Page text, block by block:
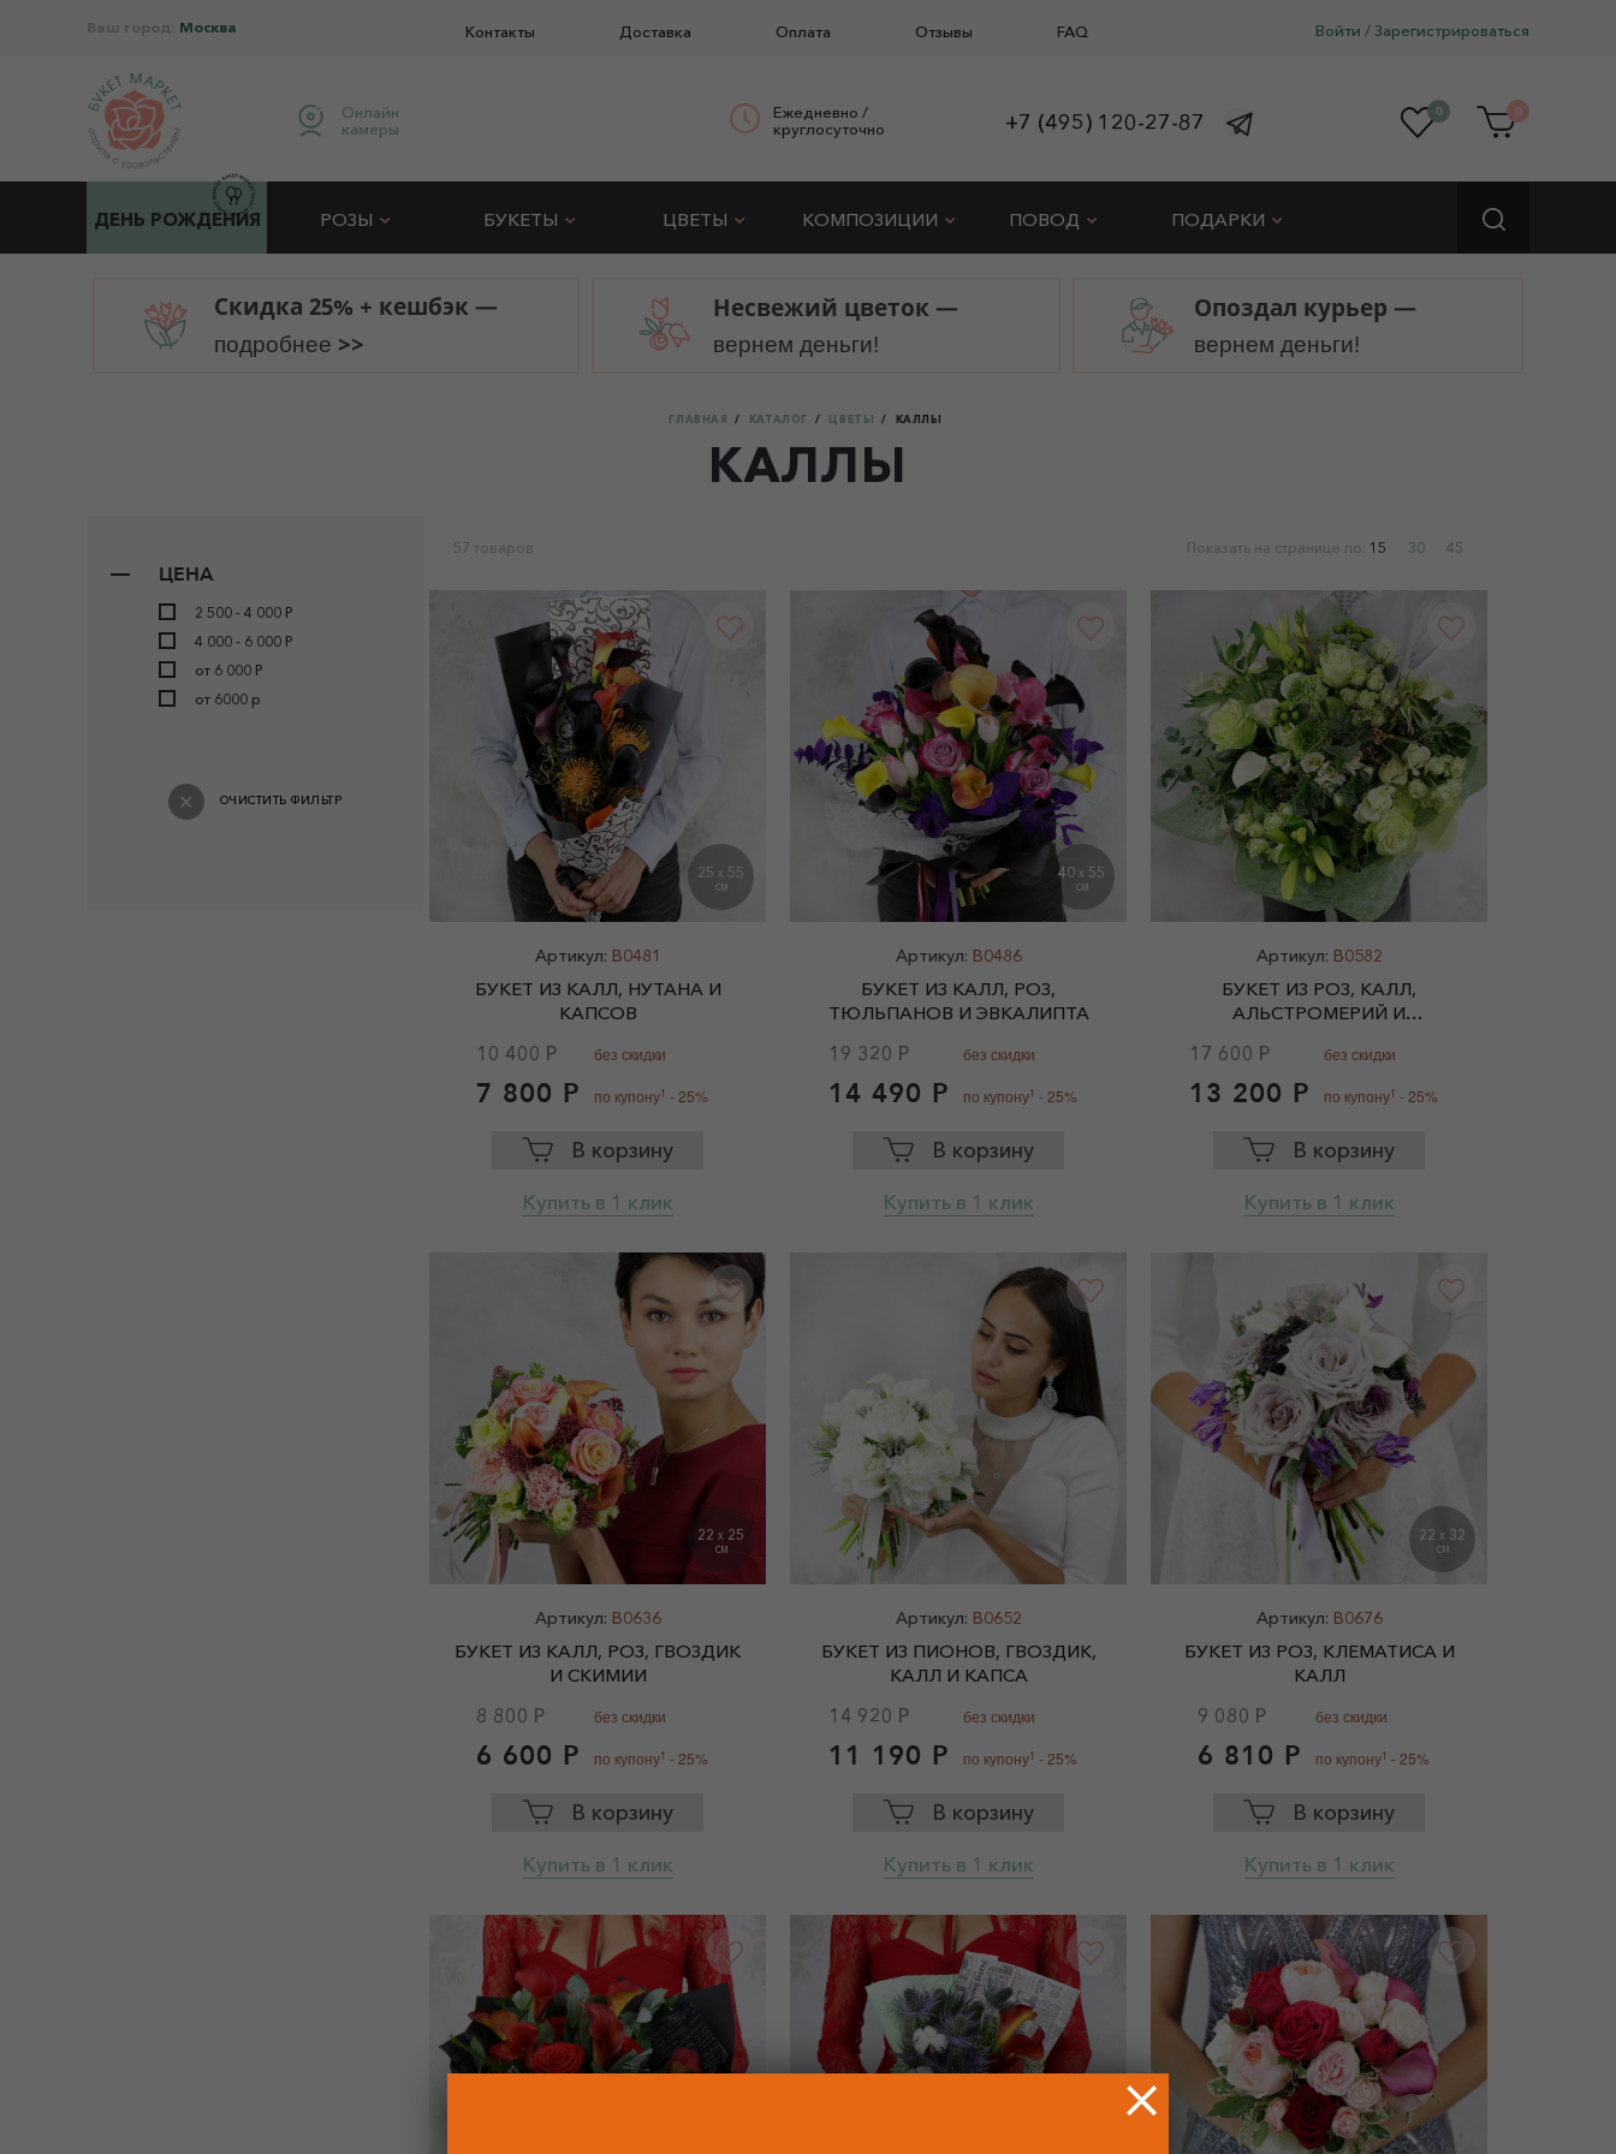
Ваш город: Москва Контакты Доставка Оплата Отзывы FAQ Войти /Зарегистрироваться
Онлайн
камеры
Ежедневно /
круглосуточно
+7 (495) 120-27-87 0 0
ДЕНЬ РОЖДЕНИЯ РОЗЫ БУКЕТЫ ЦВЕТЫ КОМПОЗИЦИИ ПОВОД ПОДАРКИ
Скидка 25% + кешбэк —
подробнее >>
Несвежий цветок —
вернем деньги!
Опоздал курьер —
вернем деньги!
ГЛАВНАЯ КАТАЛОГ ЦВЕТЫ КАЛЛЫ
КАЛЛЫ
ЦЕНА
2 500 - 4 000 Р
4 000 - 6 000 Р
от 6 000 Р
от 6000 р
ОЧИСТИТЬ ФИЛЬТР
57 товаров Показать на странице по: 15 30 45
25X 55
СМ
Артикул: B0481
БУКЕТ ИЗ КАЛЛ, НУТАНА И
КАПСОВ
10 400 Р без скидки
7 800 Р по купону1 - 25%
В корзину
Купить в 1 клик
40X 55
СМ
Артикул: B0486
БУКЕТ ИЗ КАЛЛ, РОЗ,
ТЮЛЬПАНОВ И ЭВКАЛИПТА
19 320 Р без скидки
14 490 Р по купону1 - 25%
В корзину
Купить в 1 клик
Артикул: B0582
БУКЕТ ИЗ РОЗ, КАЛЛ,
АЛЬСТРОМЕРИЙ И
САЛАЛ
17 600 Р без скидки
13 200 Р по купону1 - 25%
В корзину
Купить в 1 клик
22X 25
СМ
Артикул: B0636
БУКЕТ ИЗ КАЛЛ, РОЗ, ГВОЗДИК
И СКИМИИ
8 800 Р без скидки
6 600 Р по купону1 - 25%
В корзину
Купить в 1 клик
Артикул: B0652
БУКЕТ ИЗ ПИОНОВ, ГВОЗДИК,
КАЛЛ И КАПСА
14 920 Р без скидки
11 190 Р по купону1 - 25%
В корзину
Купить в 1 клик
22X 32
СМ
Артикул: B0676
БУКЕТ ИЗ РОЗ, КЛЕМАТИСА И
КАЛЛ
9 080 Р без скидки
6 810 Р по купону1 - 25%
В корзину
Купить в 1 клик